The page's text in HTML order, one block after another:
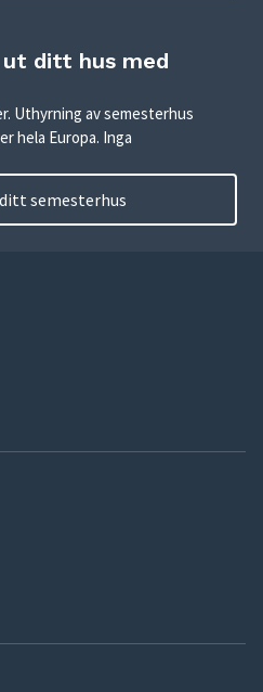
ditt hus med
Uthyrning av semesterhus
hela Europa. Inga
semesterhus